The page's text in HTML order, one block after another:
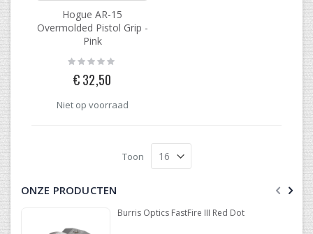
Hogue AR-15
Overmolded Pistol Grip -
Pink
Rating:
0%
€ 32,50
Niet op voorraad
Toon
ONZE PRODUCTEN
Burris Optics FastFire III Red Dot